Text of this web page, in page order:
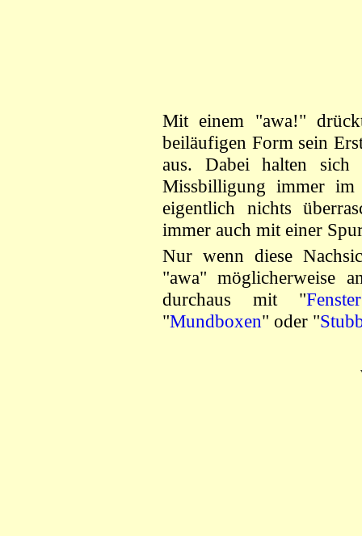
Mit einem "awa!"
beiläufigen Form sein
aus. Dabei halten sich
Missbilligung immer
eigentlich nichts
immer auch mit einer
Nur wenn diese
"awa" möglicherweise
durchaus mit "
"Mundboxen" oder "